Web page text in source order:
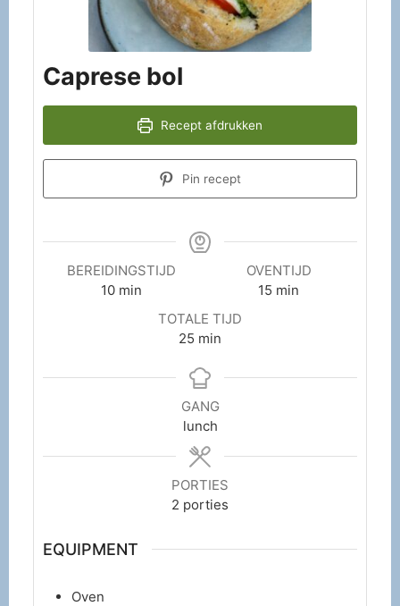
Caprese bol
Recept afdrukken
Pin recept
BEREIDINGSTIJD
10 min
OVENTIJD
15 min
TOTALE TIJD
25 min
GANG
lunch
PORTIES
2 porties
EQUIPMENT
Oven